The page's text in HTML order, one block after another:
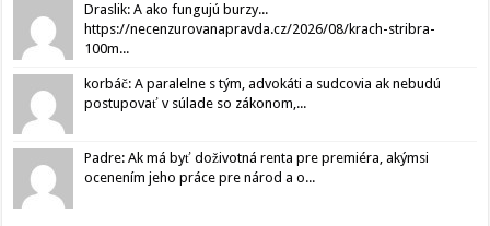
Draslik: A ako fungujú burzy...
https://necenzurovanapravda.cz/2026/08/krach-stribra-
100m...
korbáč: A paralelne s tým, advokáti a sudcovia ak nebudú
postupovať v súlade so zákonom,...
Padre: Ak má byť doživotná renta pre premiéra, akýmsi
ocenením jeho práce pre národ a o...